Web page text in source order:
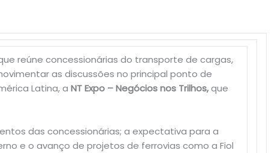
reúne concessionárias do transporte de cargas,
as discussões no principal ponto de
Latina, a NT Expo – Negócios nos Trilhos,que
das concessionárias; a expectativa para a
e o avanço de projetos de ferrovias como a Fiol